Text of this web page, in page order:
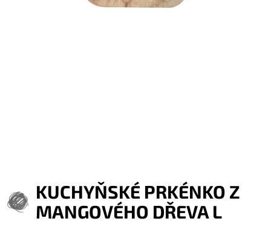
KUCHYŇSKÉ PRKÉNKO Z
MANGOVÉHO DŘEVA L